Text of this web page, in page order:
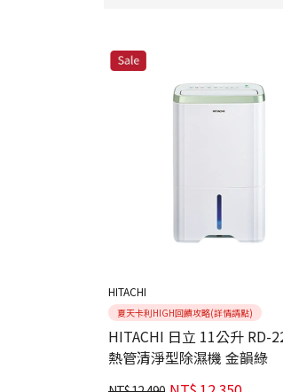
HITACHI
夏天卡利HIGH回饋攻略(詳情請點)
HITACHI 日立 11公升 RD-
熱管清淨型除濕機 金韻綠